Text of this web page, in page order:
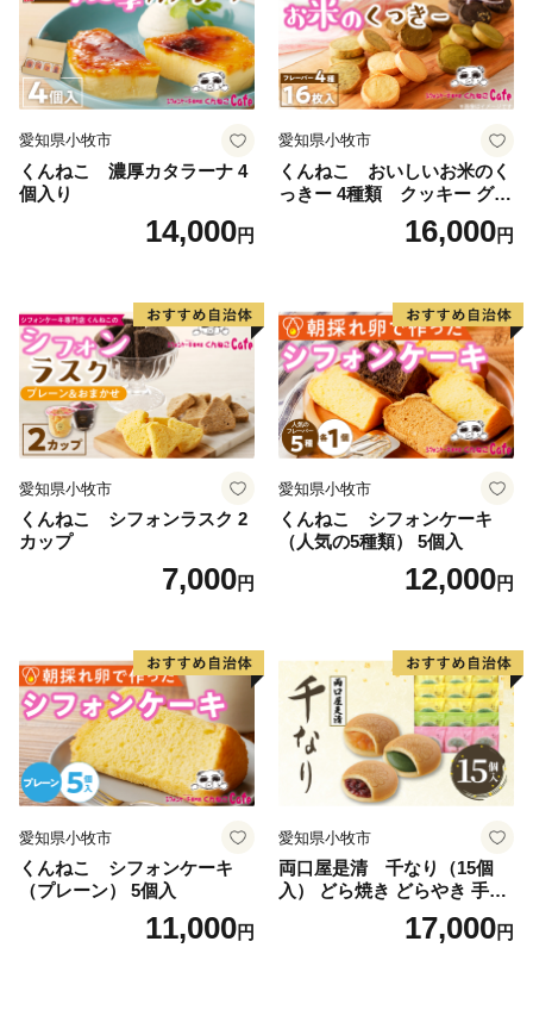
愛知県小牧市
くんねこ 濃厚カタラーナ 4
個入り
14,000円
愛知県小牧市
くんねこ おいしいお米のく
っきー 4種類 クッキー グル
16,000円
愛知県小牧市
くんねこ シフォンラスク 2
カップ
7,000円
愛知県小牧市
くんねこ シフォンケーキ
（人気の5種類） 5個入
12,000円
愛知県小牧市
くんねこ シフォンケーキ
（プレーン） 5個入
11,000円
愛知県小牧市
両口屋是清 千なり（15個
入） どら焼き どらやき 手土
産 お土産 土産 丹波大納言小
豆 抹茶 林檎 りんご 慶事 お
17,000円